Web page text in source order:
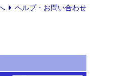
ヘルプ・お問い合わせ